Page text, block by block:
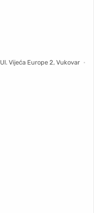
Ul. Vijeća Europe 2, Vukovar